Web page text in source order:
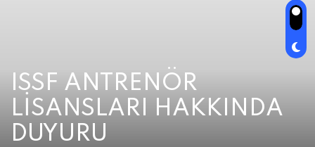
ISSF ANTRENÖR
LİSANSLARI HAKKINDA
DUYURU